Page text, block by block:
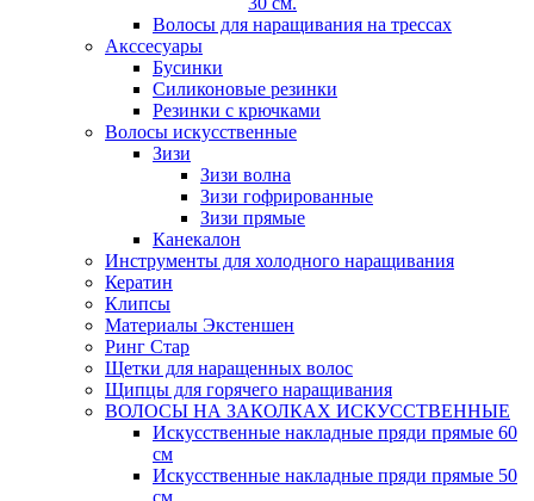
Волосы для наращивания на трессах
Акссесуары
Бусинки
Силиконовые резинки
Резинки с крючками
Волосы искусственные
Зизи
Зизи волна
Зизи гофрированные
Зизи прямые
Канекалон
Инструменты для холодного наращивания
Кератин
Клипсы
Материалы Экстеншен
Ринг Стар
Щетки для наращенных волос
Щипцы для горячего наращивания
ВОЛОСЫ НА ЗАКОЛКАХ ИСКУССТВЕННЫЕ
Искусственные накладные пряди прямые 60
см
Искусственные накладные пряди прямые 50